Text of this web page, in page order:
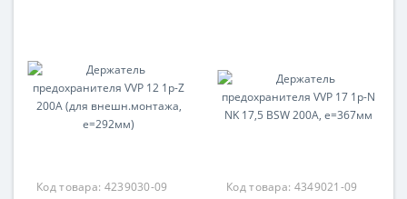
Код товара: 4239030-09 Код товара: 4349021-09